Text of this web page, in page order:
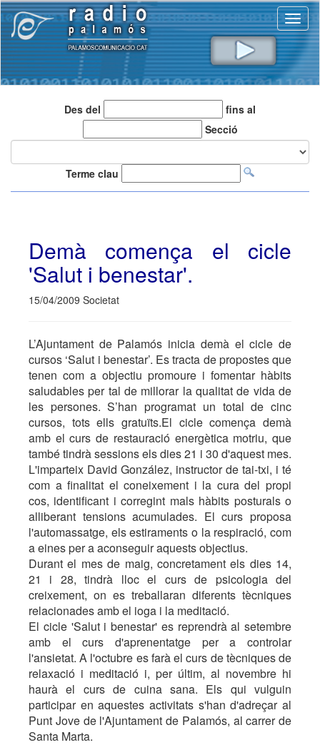
Des del
fins al
Secció
Terme clau
Demà comença el cicle
'Salut i benestar'.
15/04/2009 Societat
L’Ajuntament de Palamós inicia demà el cicle de
cursos ‘Salut i benestar’. Es tracta de propostes que
tenen com a objectiu promoure i fomentar hàbits
saludables per tal de millorar la qualitat de vida de
les persones. S’han programat un total de cinc
cursos, tots ells gratuïts.El cicle comença demà
amb el curs de restauració energètica motriu, que
també tindrà sessions els dies 21 i 30 d'aquest mes.
L'imparteix David González, instructor de tai-txi, i té
com a finalitat el coneixement i la cura del propi
cos, identificant i corregint mals hàbits posturals o
alliberant tensions acumulades. El curs proposa
l'automassatge, els estiraments o la respiració, com
a eines per a aconseguir aquests objectius.
Durant el mes de maig, concretament els dies 14,
21 i 28, tindrà lloc el curs de psicologia del
creixement, on es treballaran diferents tècniques
relacionades amb el ioga i la meditació.
El cicle 'Salut i benestar' es reprendrà al setembre
amb el curs d'aprenentatge per a controlar
l'ansietat. A l'octubre es farà el curs de tècniques de
relaxació i meditació i, per últim, al novembre hi
haurà el curs de cuina sana. Els qui vulguin
participar en aquestes activitats s'han d'adreçar al
Punt Jove de l'Ajuntament de Palamós, al carrer de
Santa Marta.